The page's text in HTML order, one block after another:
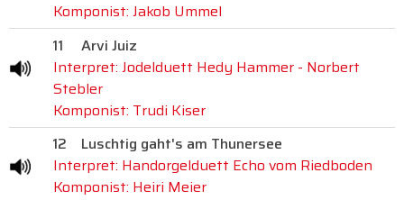
Komponist: Jakob Ummel
11
Arvi Juiz
Interpret: Jodelduett Hedy Hammer - Norbert
Stebler
Komponist: Trudi Kiser
12
Luschtig gaht's am Thunersee
Interpret: Handorgelduett Echo vom Riedboden
Komponist: Heiri Meier